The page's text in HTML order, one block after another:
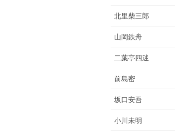
北里柴三郎
山岡鉄舟
二葉亭四迷
前島密
坂口安吾
小川未明